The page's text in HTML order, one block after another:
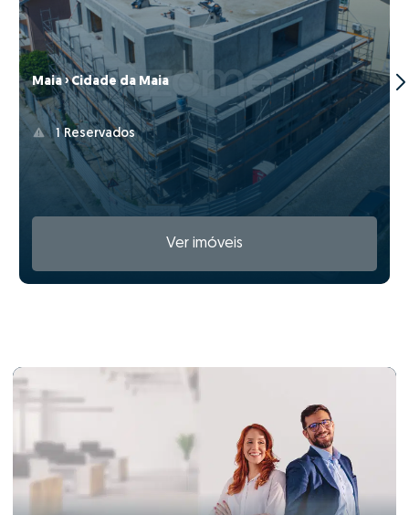
Maia › Cidade da Maia
1 Reservados
Ver imóveis